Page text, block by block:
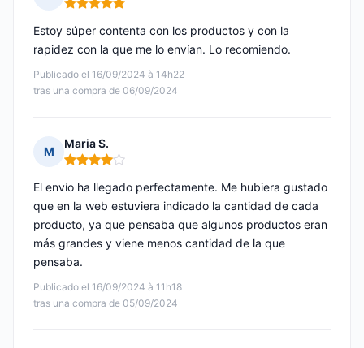
Nota: 5 de 5
Publicado el 16/09/2024 à 14h22
tras una compra de 06/09/2024
Estoy súper contenta con los productos y con la
rapidez con la que me lo envían. Lo recomiendo.
M
Maria S.
Nota: 4 de 5
Publicado el 16/09/2024 à 11h18
tras una compra de 05/09/2024
El envío ha llegado perfectamente. Me hubiera gustado
que en la web estuviera indicado la cantidad de cada
producto, ya que pensaba que algunos productos eran
más grandes y viene menos cantidad de la que
pensaba.